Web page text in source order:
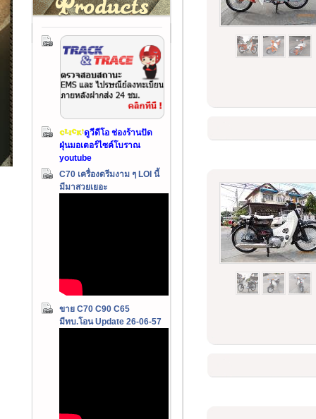
ดูวีดีโอ ช่องร้านปัด
ฝุ่นมอเตอร์ไซค์โบราณ
youtube
C70 เครื่องดรีมงาม ๆ LOI นี้
มีมาสวยเยอะ
ขาย C70 C90 C65
มีทบ.โอน Update 26-06-57